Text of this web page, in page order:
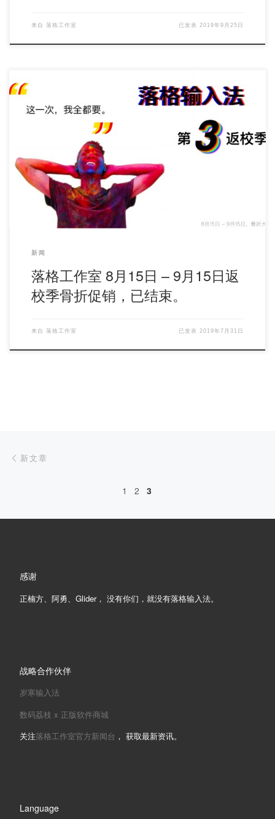
来自 落格工作室 已发表 2019年9月25日
新闻
落格工作室 8月15日 – 9月15日返
校季骨折促销，已结束。
来自 落格工作室 已发表 2019年7月31日
新文章
1 2 3
感谢
正楠方、阿勇、Glider， 没有你们，就没有落格输入法。
战略合作伙伴
岁寒输入法
数码荔枝 x 正版软件商城
关注落格工作室官方新闻台 ， 获取最新资讯。
Language